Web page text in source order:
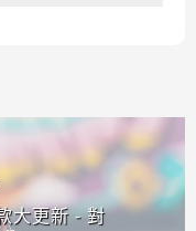
大更新 - 對